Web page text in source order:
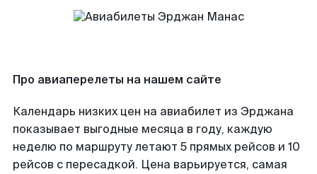
Про авиаперелеты на нашем сайте
Календарь низких цен на авиабилет из Эрджана
показывает выгодные месяца в году, каждую
неделю по маршруту летают 5 прямых рейсов и 10
рейсов с пересадкой. Цена варьируется, самая